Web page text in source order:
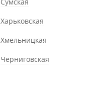
Харьковская
Хмельницкая
Черниговская